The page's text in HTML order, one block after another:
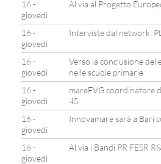
16 -
giovedì
Al via al Progetto
16 -
giovedì
Interviste dal network:
16 -
giovedì
Verso la conclusione
nelle scuole primarie
16 -
giovedì
mareFVG coordinatore
4S
16 -
giovedì
Innovamare sarà a Bari
16 -
giovedì
Al via i Bandi PR FESR